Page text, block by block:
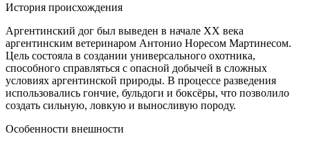
История происхождения
Аргентинский дог был выведен в начале XX века
аргентинским ветеринаром Антонио Норесом Мартинесом.
Цель состояла в создании универсального охотника,
способного справляться с опасной добычей в сложных
условиях аргентинской природы. В процессе разведения
использовались гончие, бульдоги и боксёры, что позволило
создать сильную, ловкую и выносливую породу.
Особенности внешности